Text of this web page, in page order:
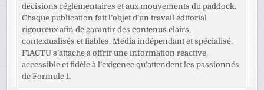
décisions réglementaires et aux mouvements du paddock.
Chaque publication fait l’objet d’un travail éditorial
rigoureux afin de garantir des contenus clairs,
contextualisés et fiables. Média indépendant et spécialisé,
F1ACTU s’attache à offrir une information réactive,
accessible et fidèle à l’exigence qu’attendent les passionnés
de Formule 1.